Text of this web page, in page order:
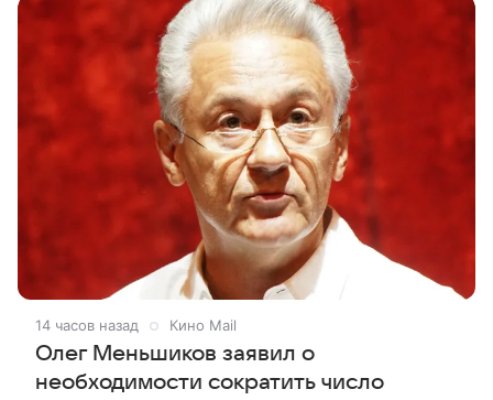
14 часов назад Кино Mail
Олег Меньшиков заявил о
необходимости сократить число